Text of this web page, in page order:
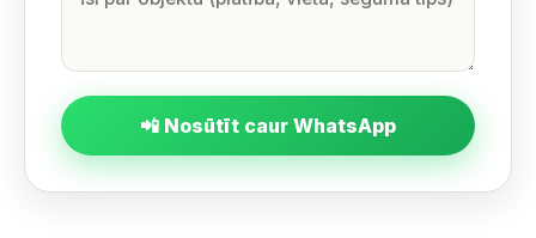
📲 Nosūtīt caur WhatsApp